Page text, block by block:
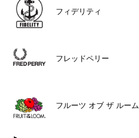
フィデリティ
フレッドペリー
フルーツ オブ ザ ルーム